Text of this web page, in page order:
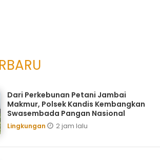
Dari Perkebunan Petani Jambai
Makmur, Polsek Kandis Kembangkan
Swasembada Pangan Nasional
Lingkungan 2 jam lalu